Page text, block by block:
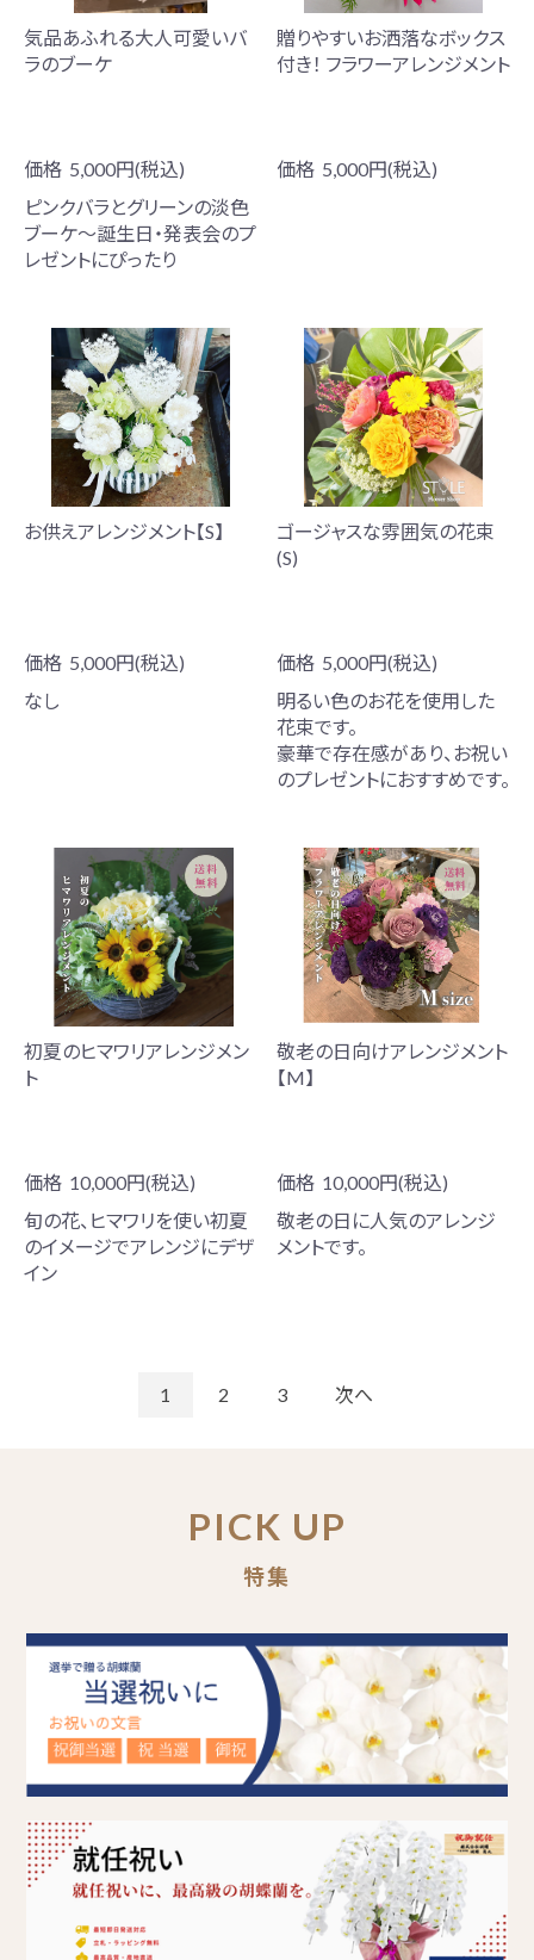
気品あふれる大人可愛いバ
ラのブーケ
価格 5,000円(税込)
ピンクバラとグリーンの淡色
ブーケ～誕生日・発表会のプ
レゼントにぴったり
贈りやすいお洒落なボックス
付き！ フラワーアレンジメント
価格 5,000円(税込)
お供えアレンジメント【S】
価格 5,000円(税込)
なし
ゴージャスな雰囲気の花束
(S)
価格 5,000円(税込)
明るい色のお花を使用した
花束です。
豪華で存在感があり、お祝い
のプレゼントにおすすめです。
初夏のヒマワリアレンジメン
ト
価格 10,000円(税込)
旬の花、ヒマワリを使い初夏
のイメージでアレンジにデザ
イン
敬老の日向けアレンジメント
【M】
価格 10,000円(税込)
敬老の日に人気のアレンジ
メントです。
1 2 3 次へ
PICK UP